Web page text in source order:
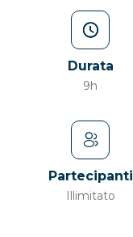
Durata
9h
Partecipanti
Illimitato